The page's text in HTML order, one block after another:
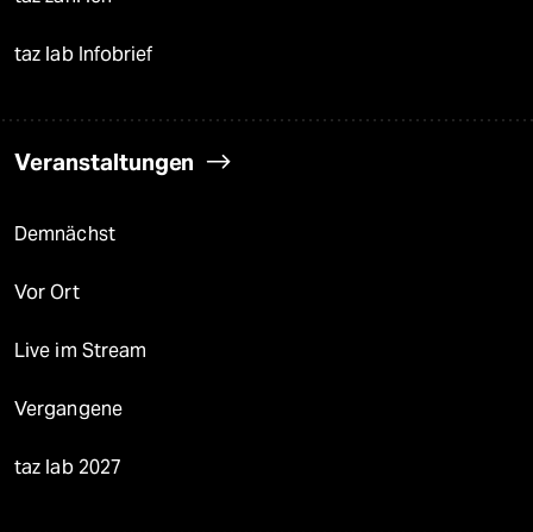
taz lab Infobrief
Veranstaltungen
Demnächst
Vor Ort
Live im Stream
Vergangene
taz lab 2027